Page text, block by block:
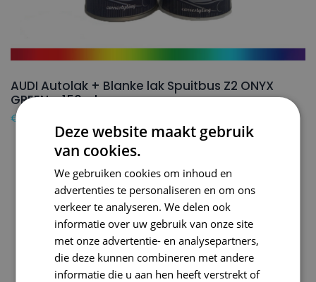
AUDI Autolak + Blanke lak Spuitbus Z2 ONYX
GREEN – 150ml
€
Deze website maakt gebruik
van cookies.
We gebruiken cookies om inhoud en
advertenties te personaliseren en om ons
verkeer te analyseren. We delen ook
informatie over uw gebruik van onze site
met onze advertentie- en analysepartners,
die deze kunnen combineren met andere
informatie die u aan hen heeft verstrekt of